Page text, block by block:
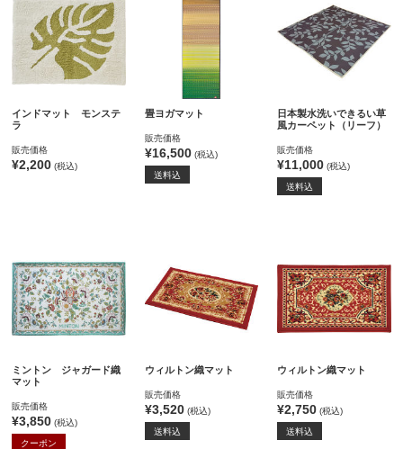
インドマット モンステ
ラ
販売価格
¥2,200 (税込)
畳ヨガマット
販売価格
¥16,500(税込)
送料込
日本製水洗いできるい草
風カーペット（リーフ）
販売価格
¥11,000 (税込)
送料込
ミントン ジャガード織
マット
販売価格
¥3,850 (税込)
クーポン
ウィルトン織マット
販売価格
¥3,520(税込)
送料込
ウィルトン織マット
販売価格
¥2,750 (税込)
送料込